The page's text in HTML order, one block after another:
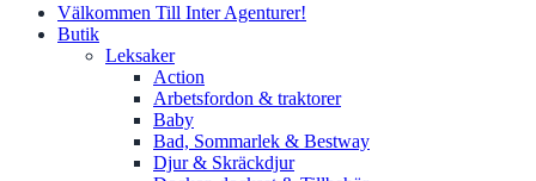
Välkommen Till Inter Agenturer!
Butik
Leksaker
Action
Arbetsfordon & traktorer
Baby
Bad, Sommarlek & Bestway
Djur & Skräckdjur